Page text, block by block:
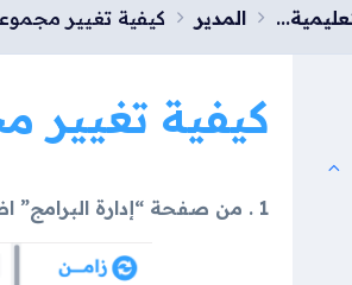
المدير كيفية تغيير
كيفية تغيير
1 . من صفحة “إدارة البرامج” اضغط على “تحرير المحتوى” للبرنامج.